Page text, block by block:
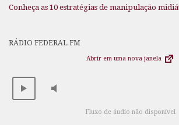
Conheça as 10 estratégias de manipulação
RÁDIO FEDERAL FM
Abrir em uma nova janela
Fluxo de áudio não disponível